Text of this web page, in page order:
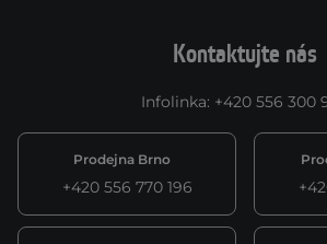
Kontaktujte nás
Infolinka: +420 556 300
Prodejna Brno
+420 556 770 196